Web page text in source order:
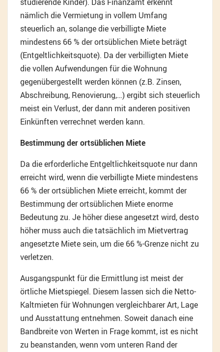
nämlich die Vermietung in vollem Umfang
steuerlich an, solange die verbilligte Miete
mindestens 66 % der ortsüblichen Miete beträgt
(Entgeltlichkeitsquote). Da der verbilligten Miete
die vollen Aufwendungen für die Wohnung
gegenübergestellt werden können (z.B. Zinsen,
Abschreibung, Renovierung,…) ergibt sich steuerlich
meist ein Verlust, der dann mit anderen positiven
Einkünften verrechnet werden kann.
Bestimmung der ortsüblichen Miete
Da die erforderliche Entgeltlichkeitsquote nur dann
erreicht wird, wenn die verbilligte Miete mindestens
66 % der ortsüblichen Miete erreicht, kommt der
Bestimmung der ortsüblichen Miete enorme
Bedeutung zu. Je höher diese angesetzt wird, desto
höher muss auch die tatsächlich im Mietvertrag
angesetzte Miete sein, um die 66 %-Grenze nicht zu
verletzen.
Ausgangspunkt für die Ermittlung ist meist der
örtliche Mietspiegel. Diesem lassen sich die Netto-
Kaltmieten für Wohnungen vergleichbarer Art, Lage
und Ausstattung entnehmen. Soweit danach eine
Bandbreite von Werten in Frage kommt, ist es nicht
zu beanstanden, wenn vom unteren Rand der